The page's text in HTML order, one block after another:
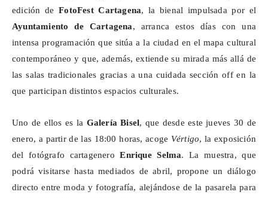
edición deFotoFestCartagena, la bienal impulsada por el
Ayuntamiento de Cartagena, arranca estos días con una
intensa programación que sitúa a la ciudad en el mapa cultural
contemporáneo y que, además, extiende su mirada más allá de
las salas tradicionales gracias a una cuidada sección off en la
que participan distintos espacios culturales.
Uno de ellos es la Galería Bisel, que desde este jueves 30 de
enero, a partir de las 18:00 horas, acoge Vértigo, la exposición
del fotógrafo cartageneroEnrique Selma. La muestra, que
podrá visitarse hasta mediados de abril, propone un diálogo
directo entre moda y fotografía, alejándose de la pasarela para